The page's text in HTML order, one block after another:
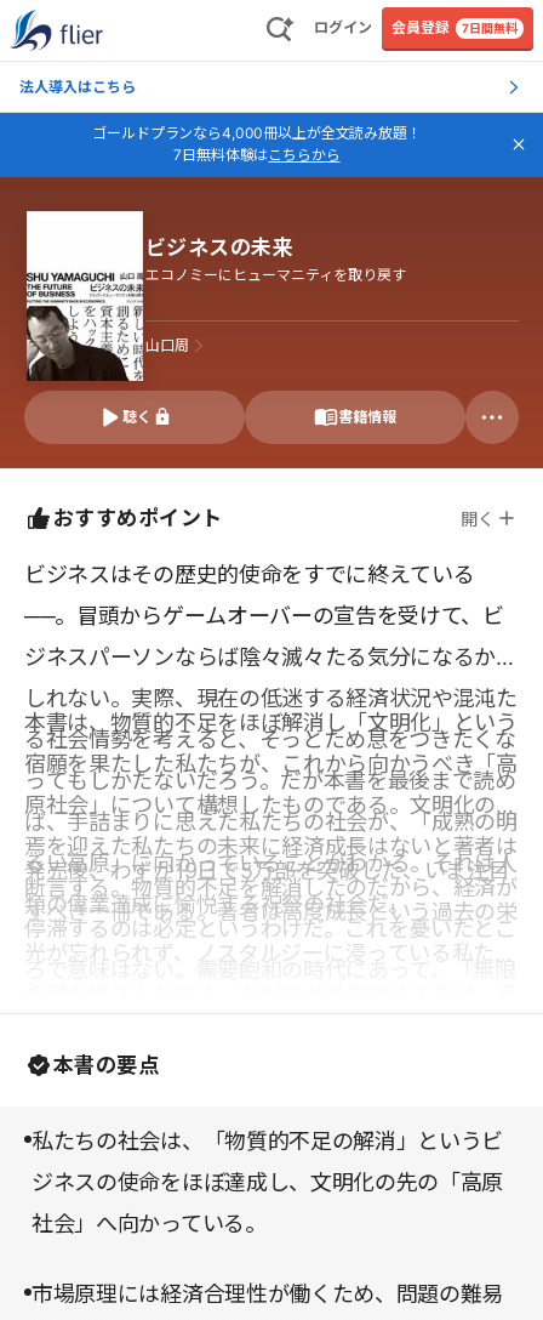
ログイン 会員登録 7日間無料
法人導入はこちら
ゴールドプランなら4,000冊以上が全文読み放題！
7日無料体験はこちらから
ビジネスの未来
エコノミーにヒューマニティを取り戻す
山口周
聴く 書籍情報
おすすめポイント 開く
ビジネスはその歴史的使命をすでに終えている
──。冒頭からゲームオーバーの宣告を受けて、ビ
ジネスパーソンならば陰々滅々たる気分になるかも
しれない。実際、現在の低迷する経済状況や混沌た
る社会情勢を考えると、そっとため息をつきたくな
ってもしかたないだろう。だが本書を最後まで読め
ば、手詰まりに思えた私たちの社会が、「成熟の明
るい高原」に向かっていることがわかる。それは人
類の偉業達成に愉悦する祝祭の社会だ。
本書は、物質的不足をほぼ解消し「文明化」という
宿願を果たした私たちが、これから向かうべき「高
原社会」について構想したものである。文明化の終
焉を迎えた私たちの未来に経済成長はないと著者は
断言する。物質的不足を解消したのだから、経済が
停滞するのは必定というわけだ。これを憂いたとこ
の成長」などあり得ない。むしろ問題視すべきなの
は、「経済成長しなければ豊かになれない」と思っ
想できない想像力のなさである。
発売後、わずか19日で5万部を突破した、いま注目
すべき一冊である。著者は高度成長という過去の栄
光が忘れられず、ノスタルジーに浸っている私たち
しろ喜悦に満ちた、本当の意味で生きるに値する社
かったいま、この社会のあり方を問い直してみては
本書の要点
私たちの社会は、「物質的不足の解消」というビ
ジネスの使命をほぼ達成し、文明化の先の「高原
社会」へ向かっている。
市場原理には経済合理性が働くため、問題の難易